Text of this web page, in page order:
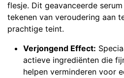
flesje. Dit geavanceerde
tekenen van veroudering aan
prachtige teint.
Verjongend Effect:
actieve ingrediënten die
helpen verminderen voor